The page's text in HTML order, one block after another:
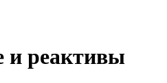
и реактивы